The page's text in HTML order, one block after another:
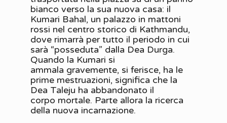
bianco verso la sua nuova casa: il
Kumari Bahal, un palazzo in mattoni
rossi nel centro storico di Kathmandu,
dove rimarrà per tutto il periodo in cui
sarà “posseduta” dalla Dea Durga.
Quando la Kumari si
ammala gravemente, si ferisce, ha le
prime mestruazioni, significa che la
Dea Taleju ha abbandonato il
corpo mortale. Parte allora la ricerca
della nuova incarnazione.